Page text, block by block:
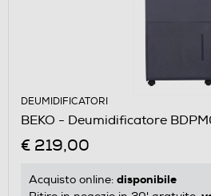
DEUMIDIFICATORI
BEKO - Deumidificatore
€ 219,00
Acquisto online: disponibile